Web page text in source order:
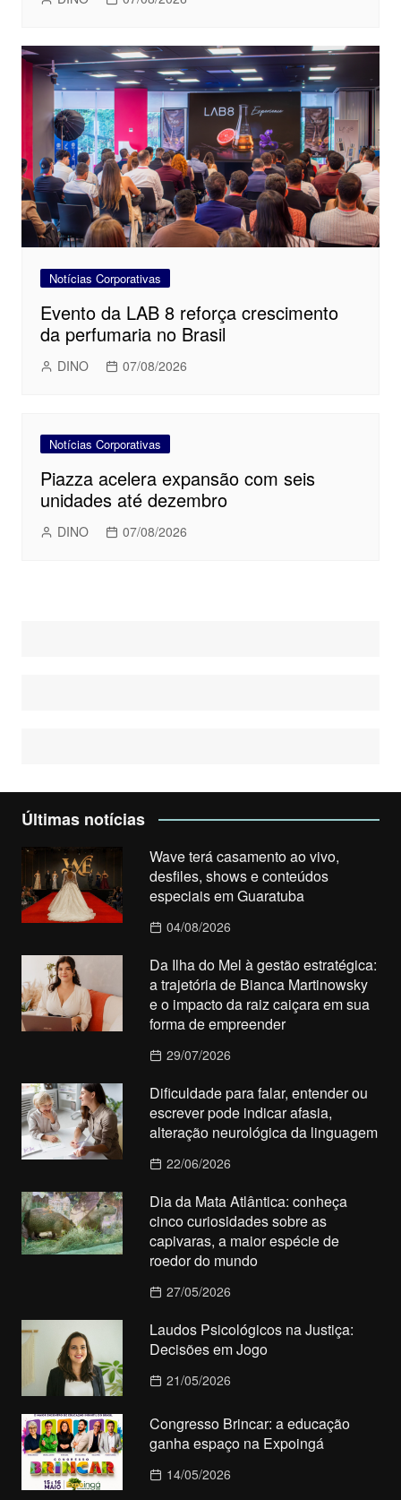
Notícias Corporativas
Evento da LAB 8 reforça crescimento
da perfumaria no Brasil
DINO 07/08/2026
Notícias Corporativas
Piazza acelera expansão com seis
unidades até dezembro
DINO 07/08/2026
Últimas notícias
Wave terá casamento ao vivo,
desfiles, shows e conteúdos
especiais em Guaratuba
04/08/2026
Da Ilha do Mel à gestão estratégica:
a trajetória de Bianca Martinowsky
e o impacto da raiz caiçara em sua
forma de empreender
29/07/2026
Dificuldade para falar, entender ou
escrever pode indicar afasia,
alteração neurológica da linguagem
22/06/2026
Dia da Mata Atlântica: conheça
cinco curiosidades sobre as
capivaras, a maior espécie de
roedor do mundo
27/05/2026
Laudos Psicológicos na Justiça:
Decisões em Jogo
21/05/2026
Congresso Brincar: a educação
ganha espaço na Expoingá
14/05/2026